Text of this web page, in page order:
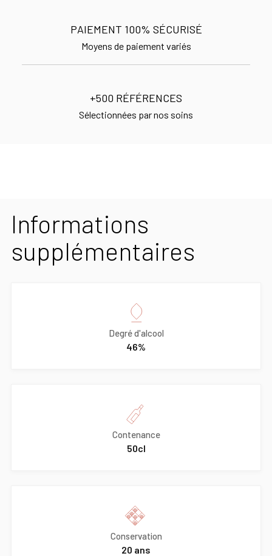
PAIEMENT 100% SÉCURISÉ
Moyens de paiement variés
+500 RÉFÉRENCES
Sélectionnées par nos soins
Informations
supplémentaires
Degré d'alcool
46%
Contenance
50cl
Conservation
20 ans